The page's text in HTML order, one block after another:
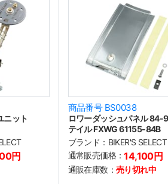
ニット
円
商品番号 BS0038
ロワーダッシュパネル 84-
テイル FXWG 61155-84B
ブランド： BIKER'S SELECT
通常販売価格：14,100円
通販在庫数： 売り切れ中